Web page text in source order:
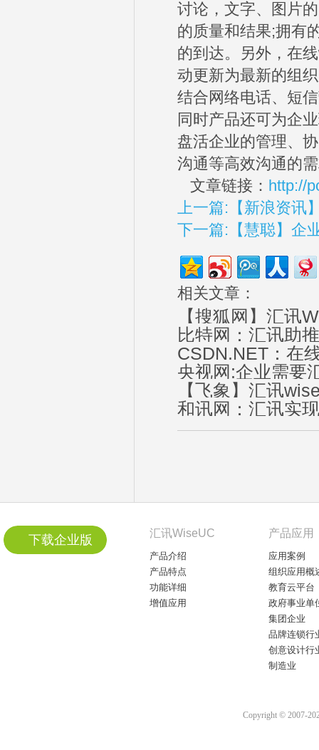
讨论，文字、图片
的质量和结果;拥有
的到达。另外，在
动更新为最新的组
结合网络电话、短
同时产品还可为企
盘活企业的管理、
沟通等高效沟通的
文章链接： http://
上一篇:【新浪资讯
下一篇:【慧聪】企
相关文章：
【搜狐网】汇
比特网：汇讯助
CSDN.NET：在
央视网:企业需要
【飞象】汇讯
和讯网：汇讯实
下载企业版 汇讯WiseUC
产品介绍
产品特点
功能详细
增值应用
产品应用
应用案例
组织应用概
教育云平台
政府事业单
集团企业
品牌连锁行
创意设计行
制造业
Copyright © 2007-